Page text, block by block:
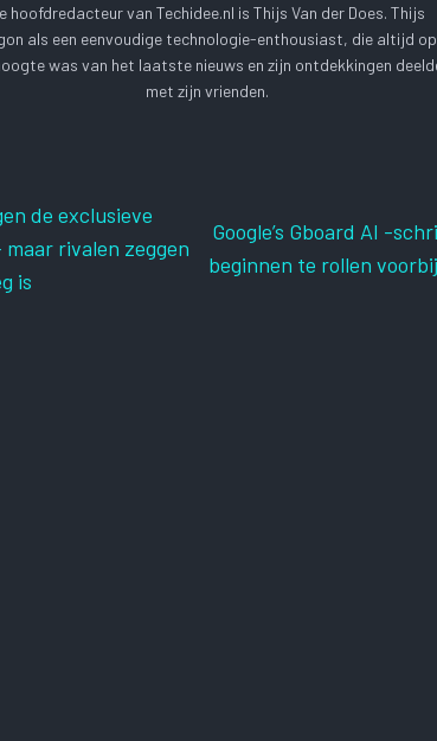
hoofdredacteur van Techidee.nl is Thijs Van der Does. Thijs
als een eenvoudige technologie-enthousiast, die altijd op
was van het laatste nieuws en zijn ontdekkingen
met zijn vrienden.
de exclusieve
maar rivalen zeggen
is
Google’s Gboard AI -
beginnen te rollen